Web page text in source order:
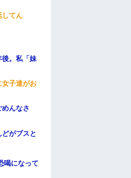
してん
後。私「妹
子達がお
んなさ
がブスと
喝になって